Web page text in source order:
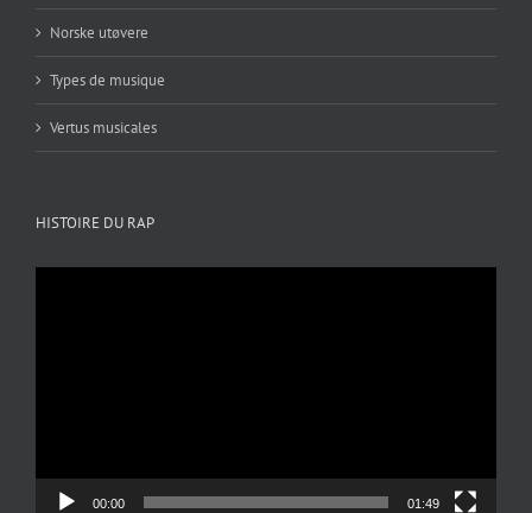
Norske utøvere
Types de musique
Vertus musicales
HISTOIRE DU RAP
00:00 01:49